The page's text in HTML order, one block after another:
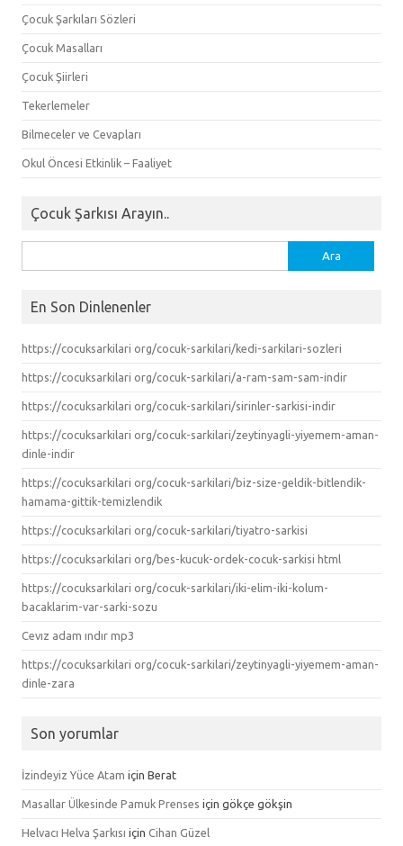
Çocuk Şarkıları Sözleri
Çocuk Masalları
Çocuk Şiirleri
Tekerlemeler
Bilmeceler ve Cevapları
Okul Öncesi Etkinlik – Faaliyet
Çocuk Şarkısı Arayın..
En Son Dinlenenler
https://cocuksarkilari org/cocuk-sarkilari/kedi-sarkilari-sozleri
https://cocuksarkilari org/cocuk-sarkilari/a-ram-sam-sam-indir
https://cocuksarkilari org/cocuk-sarkilari/sirinler-sarkisi-indir
https://cocuksarkilari org/cocuk-sarkilari/zeytinyagli-yiyemem-aman-
dinle-indir
https://cocuksarkilari org/cocuk-sarkilari/biz-size-geldik-bitlendik-
hamama-gittik-temizlendik
https://cocuksarkilari org/cocuk-sarkilari/tiyatro-sarkisi
https://cocuksarkilari org/bes-kucuk-ordek-cocuk-sarkisi html
https://cocuksarkilari org/cocuk-sarkilari/iki-elim-iki-kolum-
bacaklarim-var-sarki-sozu
Cevız adam ındır mp3
https://cocuksarkilari org/cocuk-sarkilari/zeytinyagli-yiyemem-aman-
dinle-zara
Son yorumlar
İzindeyiz Yüce Atam için Berat
Masallar Ülkesinde Pamuk Prenses için gökçe gökşin
Helvacı Helva Şarkısı için Cihan Güzel